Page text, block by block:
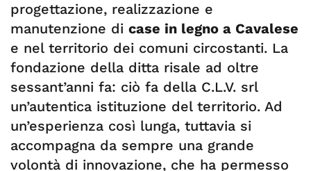
progettazione, realizzazione e
manutenzione di case in legno a Cavalese
e nel territorio dei comuni circostanti. La
fondazione della ditta risale ad oltre
sessant’anni fa: ciò fa della C.L.V. srl
un’autentica istituzione del territorio. Ad
un’esperienza così lunga, tuttavia si
accompagna da sempre una grande
volontà di innovazione, che ha permesso